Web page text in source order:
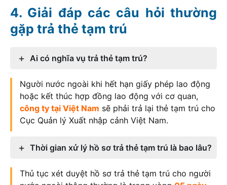
Giải đáp các câu hỏi thường
gặp trả thẻ tạm trú
Ai có nghĩa vụ trả thẻ tạm trú?
Người nước ngoài khi hết hạn giấy phép lao động
hoặc kết thúc hợp đồng lao động với cơ quan,
công ty tại Việt Nam sẽ phải trả lại thẻ tạm trú cho
Cục Quản lý Xuất nhập cảnh Việt Nam.
Thời gian xử lý hồ sơ trả thẻ tạm trú là bao lâu?
Thủ tục xét duyệt hồ sơ trả thẻ tạm trú cho người